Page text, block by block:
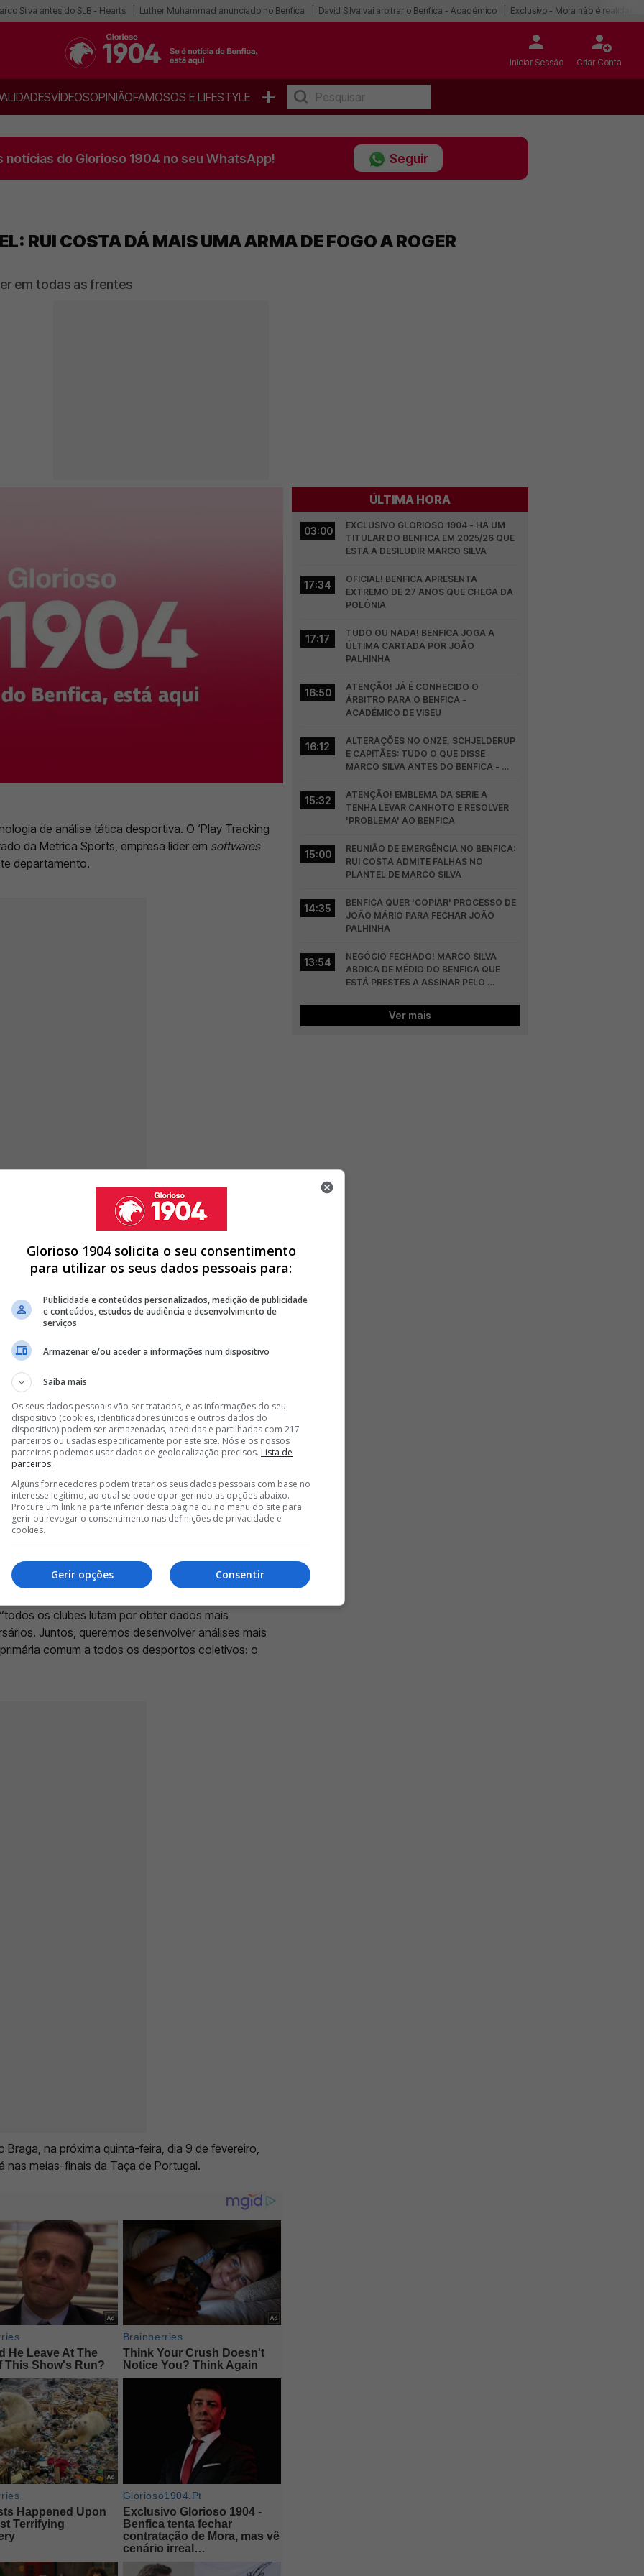
Silva antes do SLB - Hearts Luther Muhammad anunciado no Benfica David Silva vai arbitrar o Benfica - Académico Exclusivo - Mora não é realidade
Iniciar Sessão Criar Conta
VÍDEOSOPINIÃOFAMOSOS E LIFESTYLE +
notícias do Glorioso 1904 no seu WhatsApp! Seguir
RUI COSTA DÁ MAIS UMA ARMA DE FOGO A ROGER
em todas as frentes
de análise tática desportiva. O ‘Play Tracking
da Metrica Sports, empresa líder em softwares
departamento.
uma das ferramentas mais inovadoras do
uma vez que com esta tecnologia os encarnados
jogo do Glorioso e dos adversários,
técnica.
MÉDIO DO BENFICA PARA GUIMARÃES
MARCO SILVA E PRETENDE LEVAR ALVO DO BENFICA PARA
BENFICA E OBRIGA MARCO SILVA A PROCURAR OUTRA
>
os clubes lutam por obter dados mais
Juntos, queremos desenvolver análises mais
comum a todos os desportos coletivos: o
na próxima quinta-feira, dia 9 de fevereiro,
nas meias-finais da Taça de Portugal.
ÚLTIMA HORA
03:00
EXCLUSIVO GLORIOSO 1904 - HÁ UM
TITULAR DO BENFICA EM 2025/26 QUE
ESTÁ A DESILUDIR MARCO SILVA
17:34
OFICIAL! BENFICA APRESENTA
EXTREMO DE 27 ANOS QUE CHEGA DA
POLÓNIA
17:17
TUDO OU NADA! BENFICA JOGA A
ÚLTIMA CARTADA POR JOÃO
PALHINHA
16:50
ATENÇÃO! JÁ É CONHECIDO O
ÁRBITRO PARA O BENFICA -
ACADÉMICO DE VISEU
16:12
ALTERAÇÕES NO ONZE, SCHJELDERUP
E CAPITÃES: TUDO O QUE DISSE
MARCO SILVA ANTES DO BENFICA -
15:32
ATENÇÃO! EMBLEMA DA SERIE A
TENHA LEVAR CANHOTO E RESOLVER
'PROBLEMA' AO BENFICA
15:00
REUNIÃO DE EMERGÊNCIA NO BENFICA:
RUI COSTA ADMITE FALHAS NO
PLANTEL DE MARCO SILVA
14:35
BENFICA QUER 'COPIAR' PROCESSO DE
JOÃO MÁRIO PARA FECHAR JOÃO
PALHINHA
13:54
NEGÓCIO FECHADO! MARCO SILVA
ABDICA DE MÉDIO DO BENFICA QUE
ESTÁ PRESTES A ASSINAR PELO
Ver mais
Glorioso 1904 solicita o seu consentimento
para utilizar os seus dados pessoais para:
Publicidade e conteúdos personalizados, medição de publicidade
e conteúdos, estudos de audiência e desenvolvimento de
serviços
Armazenar e/ou aceder a informações num dispositivo
Saiba mais
Os seus dados pessoais vão ser tratados, e as informações do seu
dispositivo (cookies, identificadores únicos e outros dados do
dispositivo) podem ser armazenadas, acedidas e partilhadas com 217
parceiros ou usadas especificamente por este site. Nós e os nossos
parceiros podemos usar dados de geolocalização precisos. Lista de
parceiros.
Alguns fornecedores podem tratar os seus dados pessoais com base no
interesse legítimo, ao qual se pode opor gerindo as opções abaixo.
Procure um link na parte inferior desta página ou no menu do site para
gerir ou revogar o consentimento nas definições de privacidade e
cookies.
Consentir
Gerir opções